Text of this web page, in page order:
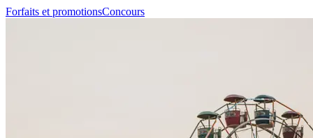
Forfaits et promotionsConcours